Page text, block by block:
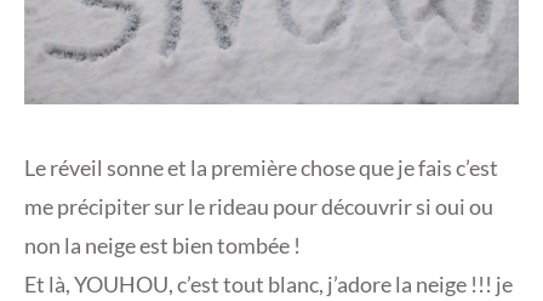
Le réveil sonne et la première chose que je fais c’est
me précipiter sur le rideau pour découvrir si oui ou
non la neige est bien tombée !
Et là, YOUHOU, c’est tout blanc, j’adore la neige !!! je